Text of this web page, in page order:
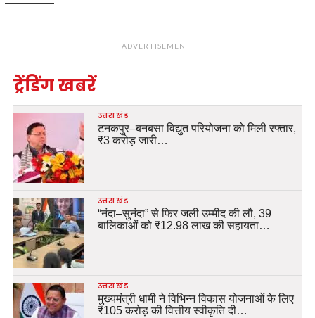
ADVERTISEMENT
ट्रेंडिंग खबरें
उत्तराखंड
टनकपुर–बनबसा विद्युत परियोजना को मिली रफ्तार,
₹3 करोड़ जारी…
उत्तराखंड
“नंदा–सुनंदा” से फिर जली उम्मीद की लौ, 39
बालिकाओं को ₹12.98 लाख की सहायता…
उत्तराखंड
मुख्यमंत्री धामी ने विभिन्न विकास योजनाओं के लिए
₹105 करोड़ की वित्तीय स्वीकृति दी…